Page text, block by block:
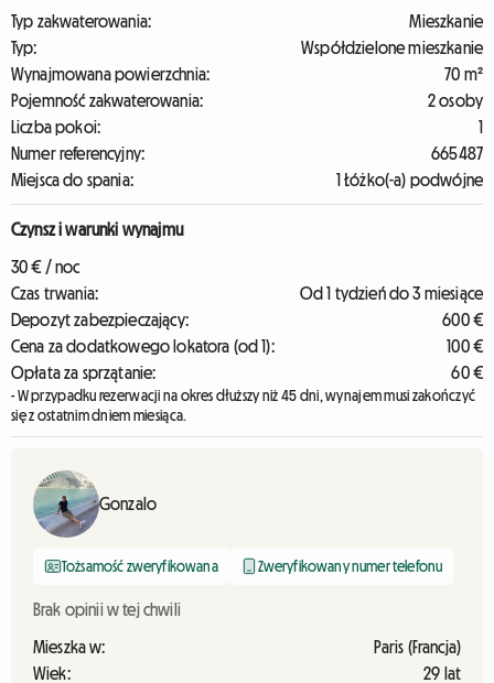
Typ zakwaterowania:
Mieszkanie
Typ:
Współdzielone mieszkanie
Wynajmowana powierzchnia:
70 m²
Pojemność zakwaterowania:
2 osoby
Liczba pokoi:
1
Numer referencyjny:
665487
Miejsca do spania:
1 Łóżko(-a) podwójne
Czynsz i warunki wynajmu
30 € / noc
Czas trwania:
Od 1 tydzień do 3 miesiące
Depozyt zabezpieczający:
600 €
Cena za dodatkowego lokatora (od 1):
100 €
Opłata za sprzątanie:
60 €
- W przypadku rezerwacji na okres dłuższy niż 45 dni, wynajem musi zakończyć
się z ostatnim dniem miesiąca.
Gonzalo
Tożsamość zweryfikowana Zweryfikowany numer telefonu
Brak opinii w tej chwili
Mieszka w:
Paris (Francja)
Wiek:
29 lat